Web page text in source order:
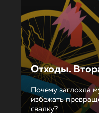
Отходы.
Почему заглохла
избежать
свалку?